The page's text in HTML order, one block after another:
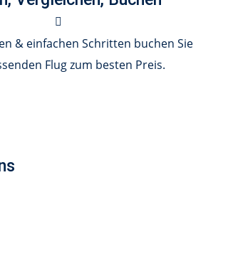
& einfachen Schritten buchen Sie
Flug zum besten Preis.